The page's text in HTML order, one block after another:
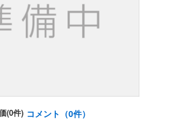
(0件) コメント（0件）